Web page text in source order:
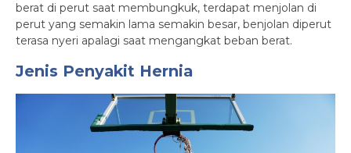
berat di perut saat membungkuk, terdapat menjolan di
perut yang semakin lama semakin besar, benjolan diperut
terasa nyeri apalagi saat mengangkat beban berat.
Jenis Penyakit Hernia